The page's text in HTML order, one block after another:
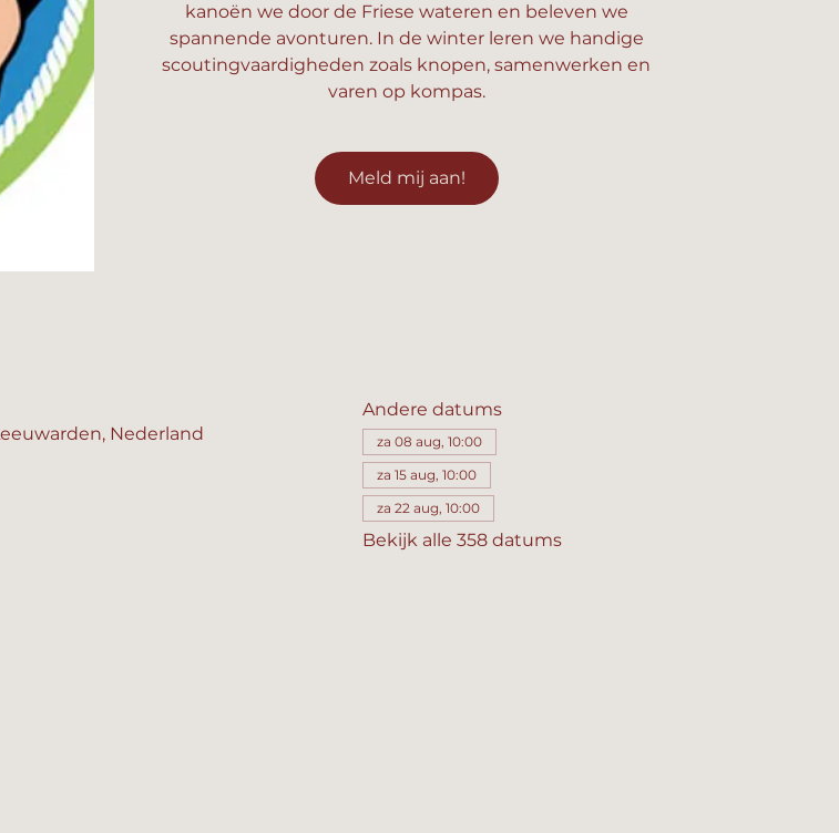
kanoën we door de Friese wateren en beleven we
spannende avonturen. In de winter leren we handige
scoutingvaardigheden zoals knopen, samenwerken en
varen op kompas.
Meld mij aan!
Nederland
Andere datums
za 08 aug, 10:00
za 15 aug, 10:00
za 22 aug, 10:00
Bekijk alle 358 datums